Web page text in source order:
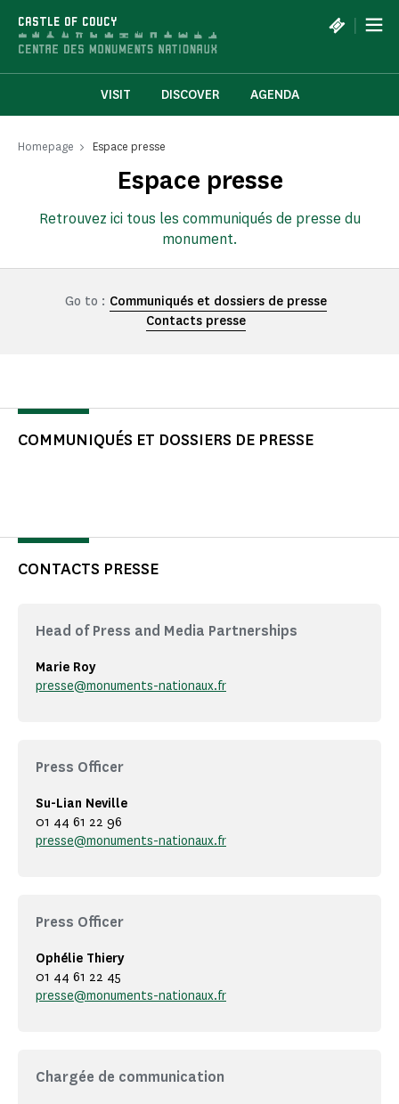
CASTLE OF COUCY |
VISIT DISCOVER AGENDA
Homepage Espace presse
Espace presse
Retrouvez ici tous les communiqués de presse du
monument.
Go to : Communiqués et dossiers de presse
Contacts presse
COMMUNIQUÉS ET DOSSIERS DE PRESSE
CONTACTS PRESSE
Head of Press and Media Partnerships
Marie Roy
presse@monuments-nationaux.fr
Press Officer
Su-Lian Neville
01 44 61 22 96
presse@monuments-nationaux.fr
Press Officer
Ophélie Thiery
01 44 61 22 45
presse@monuments-nationaux.fr
Chargée de communication